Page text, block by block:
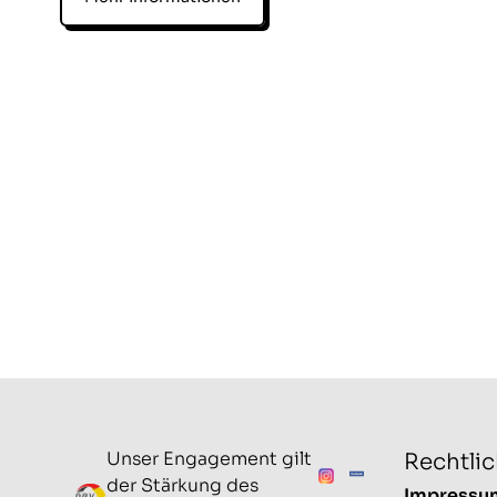
Unser Engagement gilt
der Stärkung des